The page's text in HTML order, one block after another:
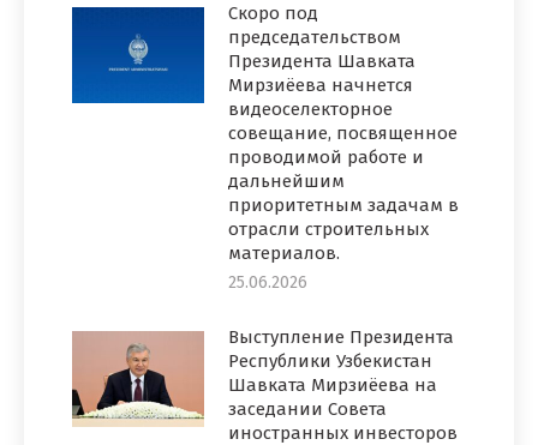
Скоро под
председательством
Президента Шавката
Мирзиёева начнется
видеоселекторное
совещание, посвященное
проводимой работе и
дальнейшим
приоритетным задачам в
отрасли строительных
материалов.
25.06.2026
Выступление Президента
Республики Узбекистан
Шавката Мирзиёева на
заседании Совета
иностранных инвесторов